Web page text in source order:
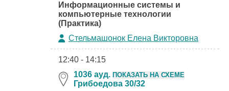
Информационные системы и
компьютерные технологии
(Практика)
Стельмашонок Елена Викторовна
12:40 - 14:15
1036 ауд. ПОКАЗАТЬ НА СХЕМЕ
Грибоедова 30/32